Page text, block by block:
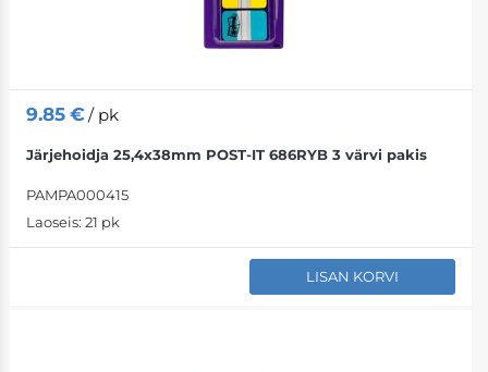
9.85 €/ pk
Järjehoidja 25,4x38mm POST-IT 686RYB 3 värvi pakis
PAMPA000415
Laoseis: 21 pk
LISAN KORVI